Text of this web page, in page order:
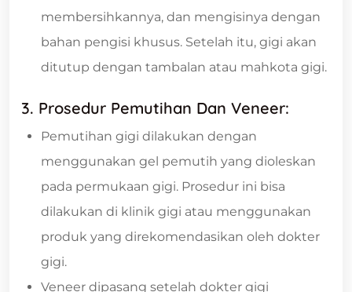
membersihkannya, dan mengisinya dengan
bahan pengisi khusus. Setelah itu, gigi akan
ditutup dengan tambalan atau mahkota gigi.
3. Prosedur Pemutihan Dan Veneer:
Pemutihan gigi dilakukan dengan
menggunakan gel pemutih yang dioleskan
pada permukaan gigi. Prosedur ini bisa
dilakukan di klinik gigi atau menggunakan
produk yang direkomendasikan oleh dokter
gigi.
Veneer dipasang setelah dokter gigi